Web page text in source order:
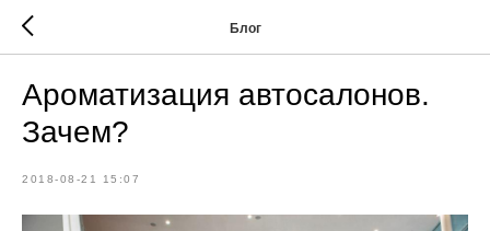
Блог
Ароматизация автосалонов.
Зачем?
2018-08-21 15:07